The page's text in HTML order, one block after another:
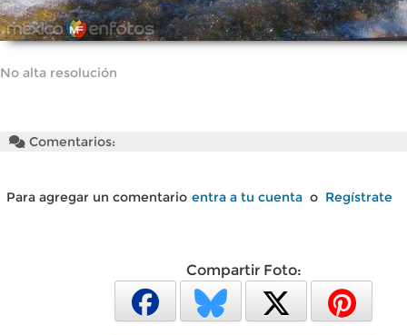
No alta resolución
Comentarios:
Para agregar un comentario entra a tu cuenta o Regístrate
Compartir Foto: